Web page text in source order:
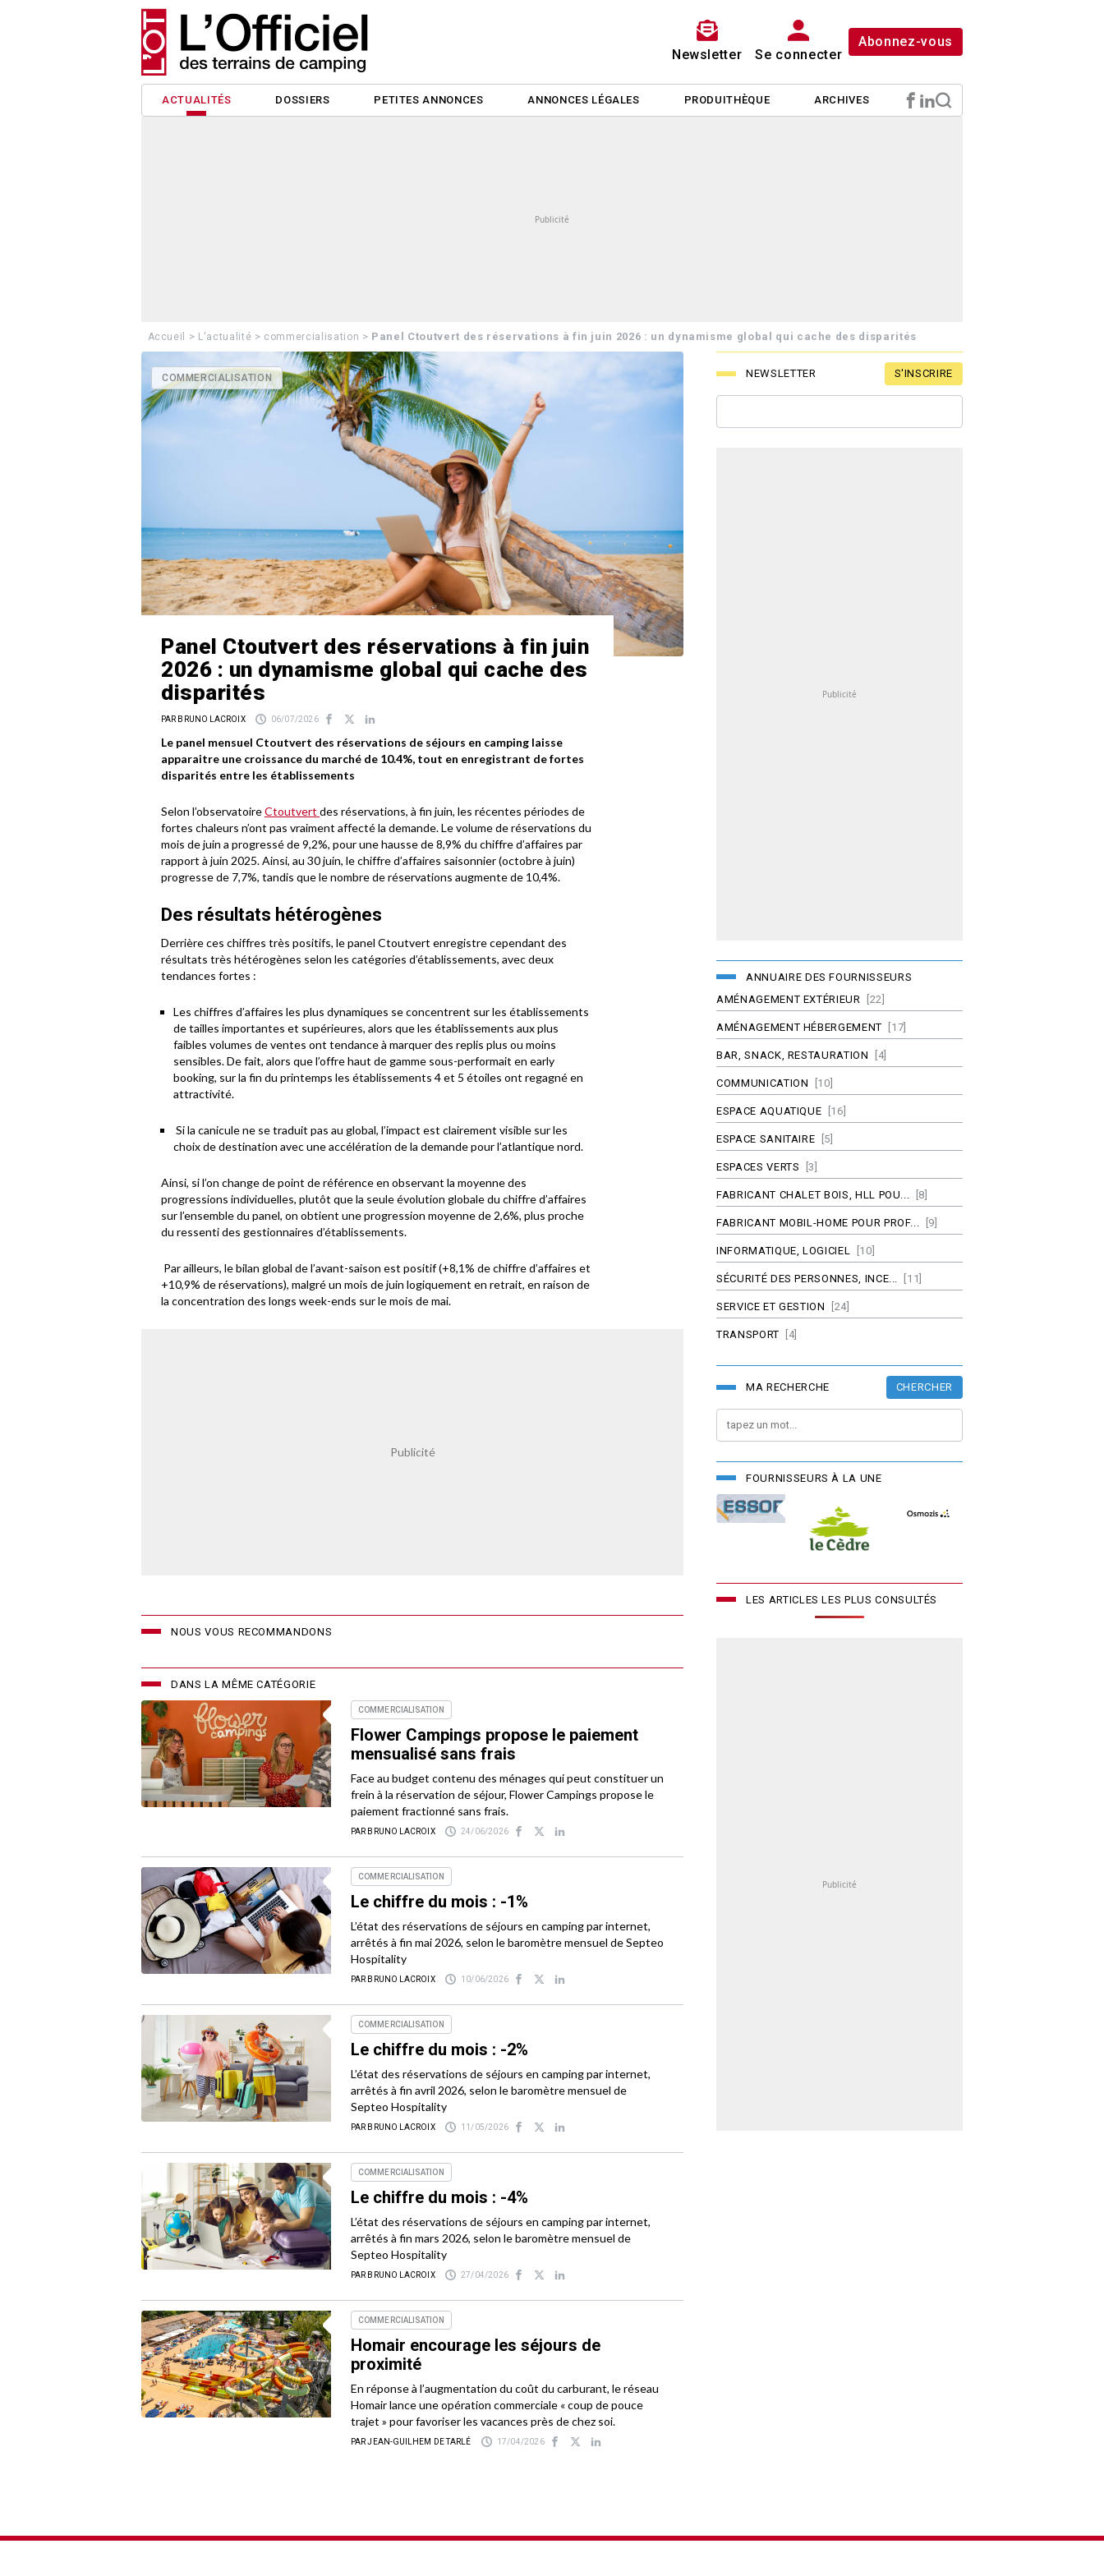
Newsletter Se connecter
Abonnez-vous
ACTUALITÉS DOSSIERS PETITES ANNONCES ANNONCES LÉGALES PRODUITHÈQUE ARCHIVES
Accueil > L'actualité > commercialisation > Panel Ctoutvert des réservations à fin juin 2026 : un dynamisme global qui cache des disparités
COMMERCIALISATION
Panel Ctoutvert des réservations à fin juin
2026 : un dynamisme global qui cache des
disparités
PAR BRUNO LACROIX 06/07/2026
Le panel mensuel Ctoutvert des réservations de séjours en camping laisse
apparaitre une croissance du marché de 10.4%, tout en enregistrant de fortes
disparités entre les établissements
Selon l’observatoireCtoutvert des réservations, à fin juin, les récentes périodes de
fortes chaleurs n’ont pas vraiment affecté la demande. Le volume de réservations du
mois de juin a progressé de 9,2%, pour une hausse de 8,9% du chiffre d’affaires par
rapport à juin 2025. Ainsi, au 30 juin, le chiffre d’affaires saisonnier (octobre à juin)
progresse de 7,7%, tandis que le nombre de réservations augmente de 10,4%.
Des résultats hétérogènes
Derrière ces chiffres très positifs, le panel Ctoutvert enregistre cependant des
résultats très hétérogènes selon les catégories d’établissements, avec deux
tendances fortes :
Les chiffres d’affaires les plus dynamiques se concentrent sur les établissements
de tailles importantes et supérieures, alors que les établissements aux plus
faibles volumes de ventes ont tendance à marquer des replis plus ou moins
sensibles. De fait, alors que l’offre haut de gamme sous-performait en early
booking, sur la fin du printemps les établissements 4 et 5 étoiles ont regagné en
attractivité.
Si la canicule ne se traduit pas au global, l’impact est clairement visible sur les
choix de destination avec une accélération de la demande pour l’atlantique nord.
Ainsi, si l’on change de point de référence en observant la moyenne des
progressions individuelles, plutôt que la seule évolution globale du chiffre d’affaires
sur l’ensemble du panel, on obtient une progression moyenne de 2,6%, plus proche
du ressenti des gestionnaires d’établissements.
Par ailleurs, le bilan global de l’avant-saison est positif (+8,1% de chiffre d’affaires et
+10,9% de réservations), malgré un mois de juin logiquement en retrait, en raison de
la concentration des longs week-ends sur le mois de mai.
NOUS VOUS RECOMMANDONS
DANS LA MÊME CATÉGORIE
COMMERCIALISATION
Flower Campings propose le paiement
mensualisé sans frais
Face au budget contenu des ménages qui peut constituer un
frein à la réservation de séjour, Flower Campings propose le
paiement fractionné sans frais.
PAR BRUNO LACROIX 24/06/2026
COMMERCIALISATION
Le chiffre du mois : -1%
L’état des réservations de séjours en camping par internet,
arrêtés à fin mai 2026, selon le baromètre mensuel de Septeo
Hospitality
PAR BRUNO LACROIX 10/06/2026
COMMERCIALISATION
Le chiffre du mois : -2%
L’état des réservations de séjours en camping par internet,
arrêtés à fin avril 2026, selon le baromètre mensuel de
Septeo Hospitality
PAR BRUNO LACROIX 11/05/2026
COMMERCIALISATION
Le chiffre du mois : -4%
L’état des réservations de séjours en camping par internet,
arrêtés à fin mars 2026, selon le baromètre mensuel de
Septeo Hospitality
PAR BRUNO LACROIX 27/04/2026
COMMERCIALISATION
Homair encourage les séjours de
proximité
En réponse à l’augmentation du coût du carburant, le réseau
Homair lance une opération commerciale « coup de pouce
trajet » pour favoriser les vacances près de chez soi.
PAR JEAN-GUILHEM DE TARLÉ 17/04/2026
NEWSLETTER S'INSCRIRE
ANNUAIRE DES FOURNISSEURS
AMÉNAGEMENT EXTÉRIEUR
[22]
AMÉNAGEMENT HÉBERGEMENT [17]
BAR, SNACK, RESTAURATION [4]
COMMUNICATION [10]
ESPACE AQUATIQUE [16]
ESPACE SANITAIRE [5]
ESPACES VERTS [3]
FABRICANT CHALET BOIS, HLL POU... [8]
FABRICANT MOBIL-HOME POUR PROF... [9]
INFORMATIQUE, LOGICIEL [10]
SÉCURITÉ DES PERSONNES, INCE... [11]
SERVICE ET GESTION [24]
TRANSPORT [4]
MA RECHERCHE CHERCHER
FOURNISSEURS À LA UNE
LES ARTICLES LES PLUS CONSULTÉS